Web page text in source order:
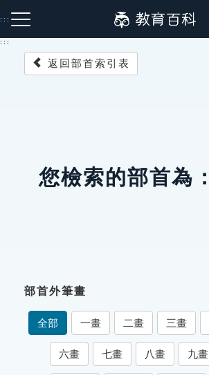
到
主
:::
成語故事
索引選單
知識索引
:::
返回部首索引表
您檢索的部首為：
部首外筆畫
全部 一畫 二畫 三畫
六畫 七畫 八畫 九畫